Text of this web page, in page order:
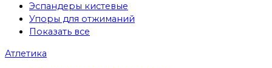
Эспандеры кистевые
Упоры для отжиманий
Показать все
Атлетика